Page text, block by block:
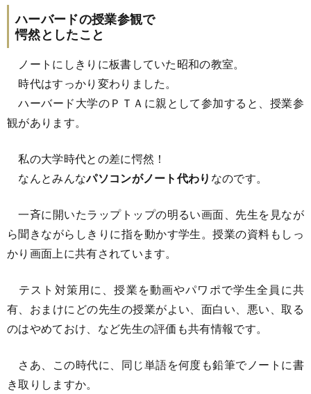
ハーバードの授業参観で
愕然としたこと
ノートにしきりに板書していた昭和の教室。
時代はすっかり変わりました。
ハーバード大学のＰＴＡに親として参加すると、授業参
観があります。
私の大学時代との差に愕然！
なんとみんなパソコンがノート代わり なのです。
一斉に開いたラップトップの明るい画面、先生を見なが
ら聞きながらしきりに指を動かす学生。授業の資料もしっ
かり画面上に共有されています。
テスト対策用に、授業を動画やパワポで学生全員に共
有、おまけにどの先生の授業がよい、面白い、悪い、取る
のはやめておけ、など先生の評価も共有情報です。
さあ、この時代に、同じ単語を何度も鉛筆でノートに書
き取りしますか。